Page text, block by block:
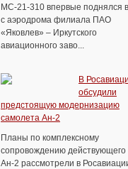
МС-21-310 впервые поднялся
с аэродрома филиала ПАО
«Яковлев» – Иркутского
авиационного заво...
В
обсудили
предстоящую модернизацию
самолета Ан-2
Планы по комплексному
сопровождению действующего
Ан-2 рассмотрели в